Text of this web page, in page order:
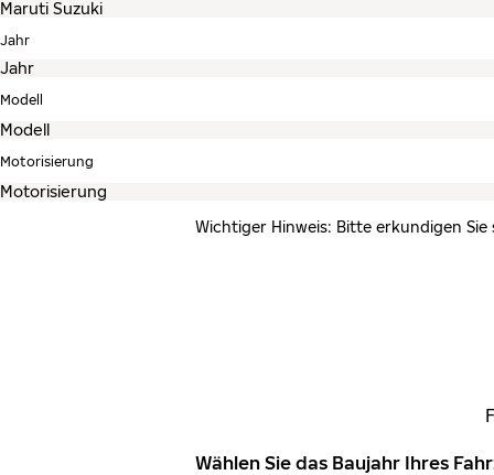
Jahr
Modell
Motorisierung
Wichtiger Hinweis: Bitte erkundigen
Wählen Sie das Baujahr Ihres